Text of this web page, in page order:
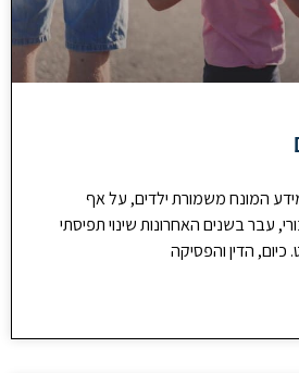
המונח משמורת ילדים, על אף
עבר בשנים האחרונות שינוי תפיסתי
הדין והפסיקה